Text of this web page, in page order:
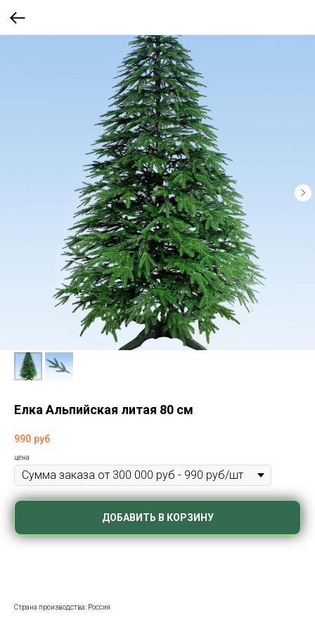
Елка Альпийская литая 80 см
990 руб
цена
ДОБАВИТЬ В КОРЗИНУ
Страна производства: Россия